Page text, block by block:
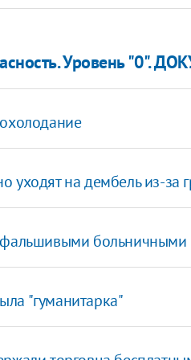
Уровень "0".
уходят на дембель из-за
фальшивыми больничными
"гуманитарка"